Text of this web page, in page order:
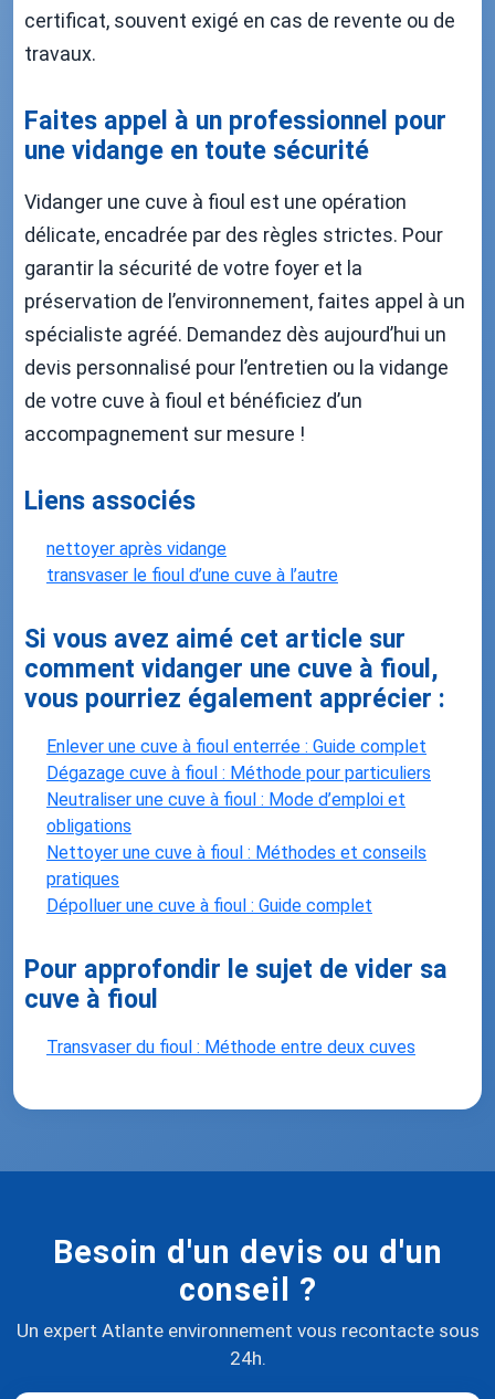
certificat, souvent exigé en cas de revente ou de
travaux.
Faites appel à un professionnel pour
une vidange en toute sécurité
Vidanger une cuve à fioul est une opération
délicate, encadrée par des règles strictes. Pour
garantir la sécurité de votre foyer et la
préservation de l’environnement, faites appel à un
spécialiste agréé. Demandez dès aujourd’hui un
devis personnalisé pour l’entretien ou la vidange
de votre cuve à fioul et bénéficiez d’un
accompagnement sur mesure !
Liens associés
nettoyer après vidange
transvaser le fioul d’une cuve à l’autre
Si vous avez aimé cet article sur
comment vidanger une cuve à fioul,
vous pourriez également apprécier :
Enlever une cuve à fioul enterrée : Guide complet
Dégazage cuve à fioul : Méthode pour particuliers
Neutraliser une cuve à fioul : Mode d’emploi et
obligations
Nettoyer une cuve à fioul : Méthodes et conseils
pratiques
Dépolluer une cuve à fioul : Guide complet
Pour approfondir le sujet de vider sa
cuve à fioul
Transvaser du fioul : Méthode entre deux cuves
Besoin d'un devis ou d'un
conseil ?
Un expert Atlante environnement vous recontacte sous
24h.